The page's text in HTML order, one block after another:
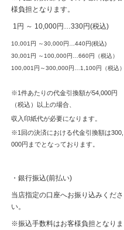
様負担となります。
1円 ～ 10,000円…330円(税込)
10,001円 ～30,000円…440円(税込)
30,001円 ～100,000円…660円（税込）
100,001円～300,000円…1,100円（税込）
※1件あたりの代金引換額が54,000円
（税込）以上の場合、
収入印紙代が必要になります。
※1回の決済における代金引換額は300,
000円までとなっております。
・銀行振込(前払い)
当店指定の口座へお振り込みくださ
い。
※振込手数料はお客様負担となりま